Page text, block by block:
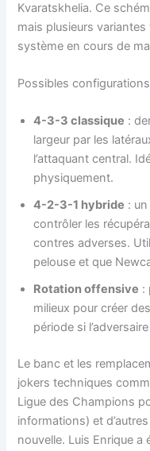
Kvaratskhelia. Ce
mais plusieurs
système en cours de
Possibles
4-3-3 classique :
largeur par les
l’attaquant central.
physiquement.
4-2-3-1 hybride :
contrôler les
contres adverses.
pelouse et que
Rotation offensive :
milieux pour créer
période si
Le banc et les
jokers techniques
Ligue des Champions
informations) et
nouvelle. Luis Enrique a